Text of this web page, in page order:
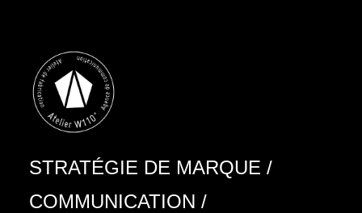
STRATÉGIE DE MARQUE /
COMMUNICATION /